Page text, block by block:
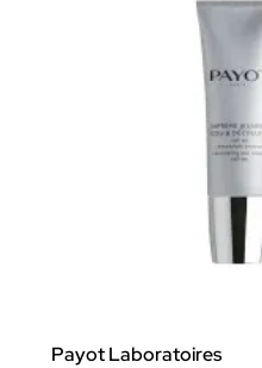
Payot Laboratoires